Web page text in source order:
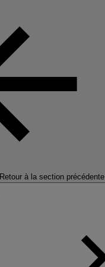
Retour à la section précédente